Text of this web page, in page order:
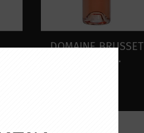
DOMAINE BRUSSET
JEANNE B.